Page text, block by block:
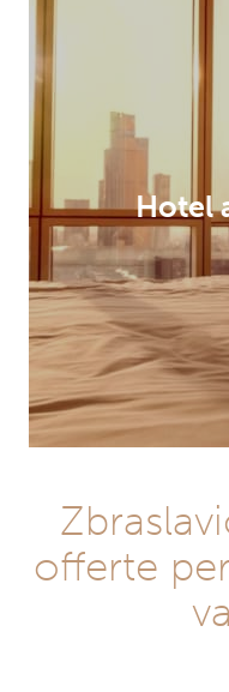
Hotel
offerte